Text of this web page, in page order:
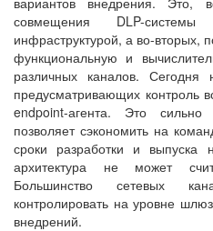
совмещения DLP-
инфраструктурой, а во-вторых,
функциональную и
различных каналов.
предусматривающих контроль
endpoint-агента. Это
позволяет сэкономить на
сроки разработки и выпуска
архитектура не может
Большинство сетевых
контролировать на уровне
внедрений.